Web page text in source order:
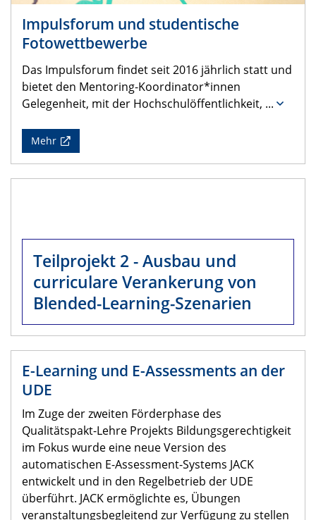
Impulsforum und studentische
Fotowettbewerbe
Das Impulsforum findet seit 2016 jährlich statt und
bietet den Mentoring-Koordinator*innen
Gelegenheit, mit der Hochschulöffentlichkeit, ...
Mehr
Teilprojekt 2 - Ausbau und
curriculare Verankerung von
Blended-Learning-Szenarien
E-Learning und E-Assessments an der
UDE
Im Zuge der zweiten Förderphase des
Qualitätspakt-Lehre Projekts Bildungsgerechtigkeit
im Fokus wurde eine neue Version des
automatischen E-Assessment-Systems JACK
entwickelt und in den Regelbetrieb der UDE
überführt. JACK ermöglichte es, Übungen
veranstaltungsbegleitend zur Verfügung zu stellen